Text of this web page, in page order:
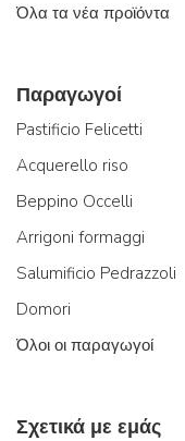
Όλα τα νέα προϊόντα
Παραγωγοί
Pastificio Felicetti
Acquerello riso
Beppino Occelli
Arrigoni formaggi
Salumificio Pedrazzoli
Domori
Όλοι οι παραγωγοί
Σχετικά με εμάς